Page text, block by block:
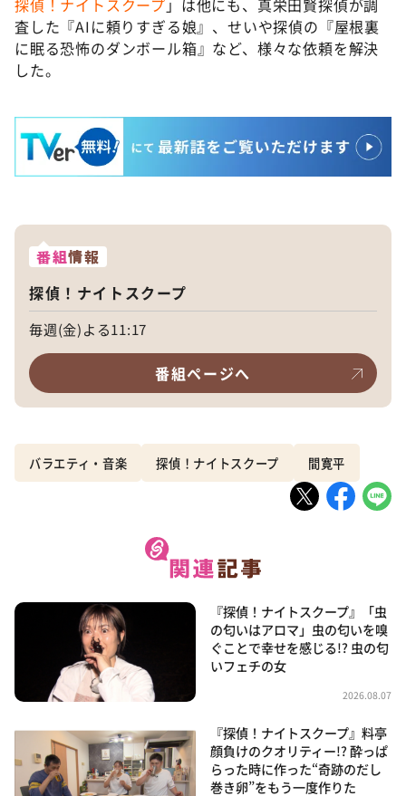
査した『AIに頼りすぎる娘』、せいや探偵の『屋根裏
に眠る恐怖のダンボール箱』など、様々な依頼を解決
した。
番組情報
探偵！ナイトスクープ
毎週(金)よる11:17
番組ページへ
バラエティ・音楽 探偵！ナイトスクープ 間寛平
『探偵！ナイトスクープ』「虫
の匂いはアロマ」虫の匂いを嗅
ぐことで幸せを感じる!? 虫の匂
いフェチの女
2026.08.07
『探偵！ナイトスクープ』料亭
顔負けのクオリティー!? 酔っぱ
らった時に作った“奇跡のだし
巻き卵”をもう一度作りた